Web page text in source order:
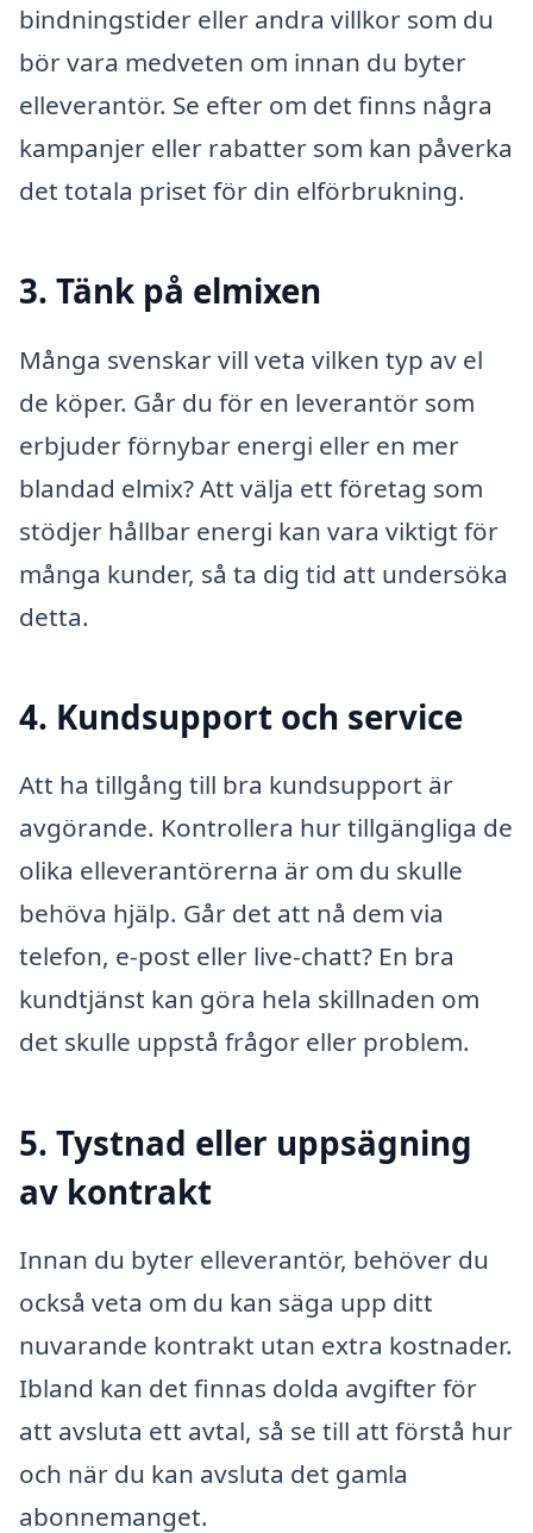
bindningstider eller andra villkor som du
bör vara medveten om innan du byter
elleverantör. Se efter om det finns några
kampanjer eller rabatter som kan påverka
det totala priset för din elförbrukning.
3. Tänk på elmixen
Många svenskar vill veta vilken typ av el
de köper. Går du för en leverantör som
erbjuder förnybar energi eller en mer
blandad elmix? Att välja ett företag som
stödjer hållbar energi kan vara viktigt för
många kunder, så ta dig tid att undersöka
detta.
4. Kundsupport och service
Att ha tillgång till bra kundsupport är
avgörande. Kontrollera hur tillgängliga de
olika elleverantörerna är om du skulle
behöva hjälp. Går det att nå dem via
telefon, e-post eller live-chatt? En bra
kundtjänst kan göra hela skillnaden om
det skulle uppstå frågor eller problem.
5. Tystnad eller uppsägning
av kontrakt
Innan du byter elleverantör, behöver du
också veta om du kan säga upp ditt
nuvarande kontrakt utan extra kostnader.
Ibland kan det finnas dolda avgifter för
att avsluta ett avtal, så se till att förstå hur
och när du kan avsluta det gamla
abonnemanget.